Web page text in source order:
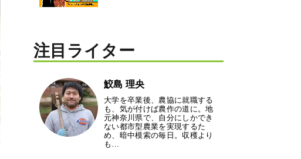
注目ライター
鮫島 理央
大学を卒業後、農協に就職する
も、気が付けば農作の道に。地
元神奈川県で、自分にしかでき
ない都市型農業を実現するた
め、暗中模索の毎日。収穫より
も…